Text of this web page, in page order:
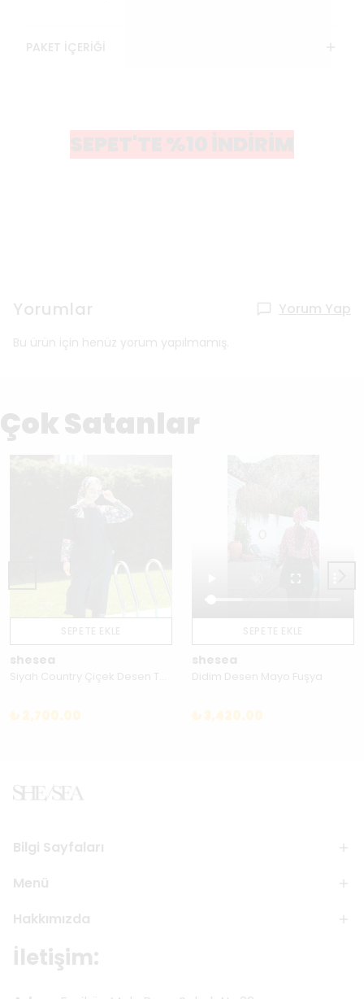
PAKET İÇERİĞİ
SEPET'TE %10 İNDİRİM
Yorumlar Yorum Yap
Bu ürün için henüz yorum yapılmamış.
Çok Satanlar
shesea
₺ 2,700.00
shesea
Didim Desen Mayo Fuşya
₺ 3,420.00
Bilgi Sayfaları
Menü
Hakkımızda
İletişim: